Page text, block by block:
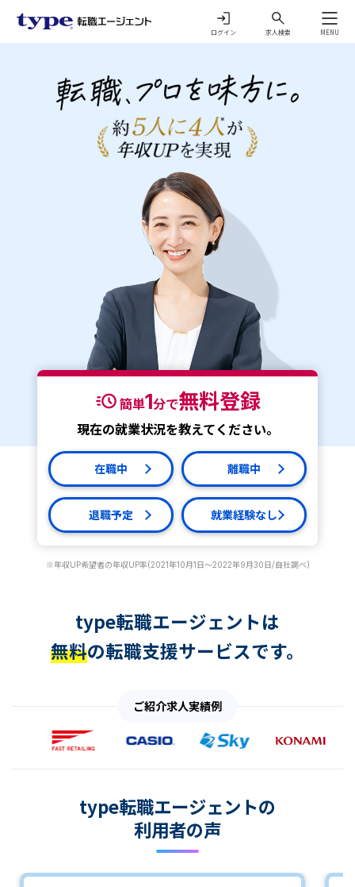
ログイン 求人検索 MENU
簡単1分で無料登録
現在の就業状況を教えてください。
在職中 離職中
退職予定 就業経験なし
※年収UP希望者の年収UP率(2021年10月1日～2022年9月30日/自社調べ)
type転職エージェントは
無料の転職支援サービスです。
ご紹介求人実績例
type転職エージェントの
利用者の声